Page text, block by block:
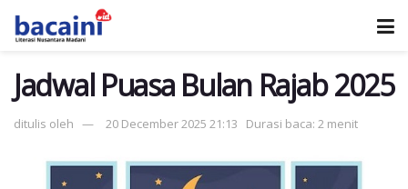
Jadwal Puasa Bulan Rajab 2025
ditulis oleh 20 December 2025 21:13 Durasi baca: 2 menit